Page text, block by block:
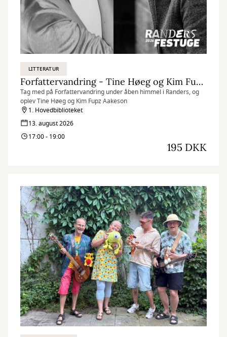
LITTERATUR
Forfattervandring - Tine Høeg og Kim Fupz Aakeson
Tag med på Forfattervandring under åben himmel i Randers, og
oplev Tine Høeg og Kim Fupz Aakeson
1. Hovedbiblioteket
13. august 2026
17:00 - 19:00
195 DKK